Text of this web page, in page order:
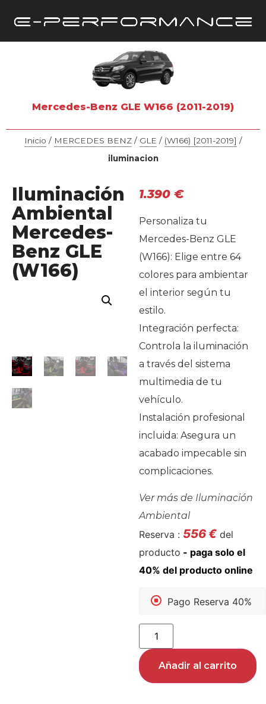
Mercedes-Benz GLE W166 (2011-2019)
Inicio / MERCEDES BENZ/ GLE / (W166) [2011-2019] /
iluminacion
Iluminación
Ambiental
Mercedes-
Benz GLE
(W166)
1.390 €
Personaliza tu
Mercedes-Benz GLE
(W166): Elige entre 64
colores para ambientar
el interior según tu
estilo.
Integración perfecta:
Controla la iluminación
a través del sistema
multimedia de tu
vehículo.
Instalación profesional
incluida: Asegura un
acabado impecable sin
complicaciones.
Ver más de Iluminación
Ambiental
Reserva : 556€ del
producto
Pago Reserva 40%
Añadir al carrito